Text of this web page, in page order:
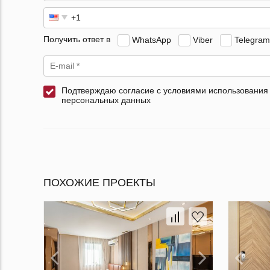
Получить ответ в WhatsApp Viber Telegram
Подтверждаю согласие с условиями использования
персональных данных
ПОХОЖИЕ ПРОЕКТЫ